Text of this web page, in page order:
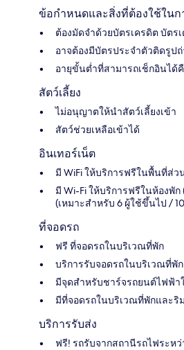
ข้อกำหนดและสิ่งที่ต้องใช้ในก
ต้องมัดจำด้วยบัตรเครดิต บัตร
อาจต้องมีบัตรประจำตัวติดรูป
อายุขั้นต่ำที่สามารถเช็กอินได้คื
สัตว์เลี้ยง
ไม่อนุญาตให้นำสัตว์เลี้ยงเข้า
สัตว์ช่วยเหลือเข้าได้
อินเทอร์เน็ต
มี WiFi ให้บริการฟรีในพื้นที่ส่ว
มี Wi-Fi ให้บริการฟรีในห้องพัก
(เหมาะสำหรับ 6 ผู้ใช้ขึ้นไป /
ที่จอดรถ
ฟรี ที่จอดรถในบริเวณที่พัก
บริการรับจอดรถในบริเวณที่พั
มีจุดสำหรับชาร์จรถยนต์ไฟฟ้า
มีที่จอดรถในบริเวณที่พักและริ
บริการรับส่ง
ฟรี! รถรับจากสถานีรถไฟระหว่